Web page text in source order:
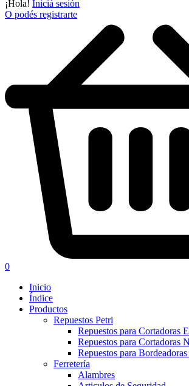
¡Hola! Iniciá sesión
O podés registrarte
0
Inicio
Índice
Productos
Repuestos Petri
Repuestos para Cortadoras
Repuestos para Cortadoras
Repuestos para
Ferretería
Alambres